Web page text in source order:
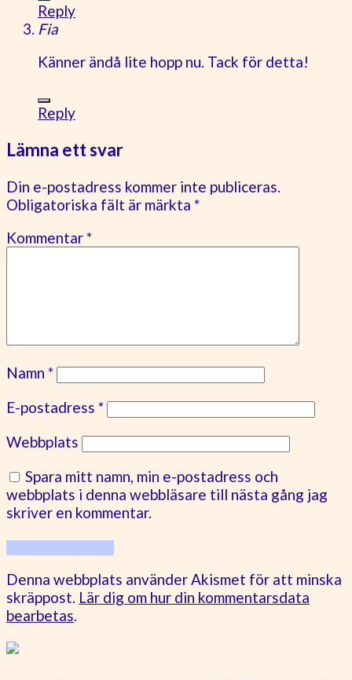
Reply
Fia
Känner ändå lite hopp nu. Tack för detta!
Reply
Lämna ett svar
Din e-postadress kommer inte publiceras.
Obligatoriska fält är märkta *
Kommentar*
Namn *
E-postadress *
Webbplats
Spara mitt namn, min e-postadress och
webbplats i denna webbläsare till nästa gång jag
skriver en kommentar.
Denna webbplats använder Akismet för att minska
skräppost. Lär dig om hur din kommentarsdata
bearbetas.